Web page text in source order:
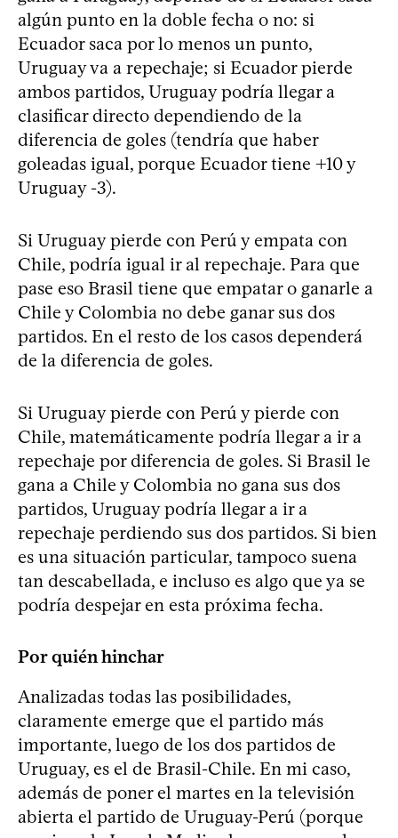
algún punto en la doble fecha o no: si
Ecuador saca por lo menos un punto,
Uruguay va a repechaje; si Ecuador pierde
ambos partidos, Uruguay podría llegar a
clasificar directo dependiendo de la
diferencia de goles (tendría que haber
goleadas igual, porque Ecuador tiene +10 y
Uruguay -3).
Si Uruguay pierde con Perú y empata con
Chile, podría igual ir al repechaje. Para que
pase eso Brasil tiene que empatar o ganarle a
Chile y Colombia no debe ganar sus dos
partidos. En el resto de los casos dependerá
de la diferencia de goles.
Si Uruguay pierde con Perú y pierde con
Chile, matemáticamente podría llegar a ir a
repechaje por diferencia de goles. Si Brasil le
gana a Chile y Colombia no gana sus dos
partidos, Uruguay podría llegar a ir a
repechaje perdiendo sus dos partidos. Si bien
es una situación particular, tampoco suena
tan descabellada, e incluso es algo que ya se
podría despejar en esta próxima fecha.
Por quién hinchar
Analizadas todas las posibilidades,
claramente emerge que el partido más
importante, luego de los dos partidos de
Uruguay, es el de Brasil-Chile. En mi caso,
además de poner el martes en la televisión
abierta el partido de Uruguay-Perú (porque